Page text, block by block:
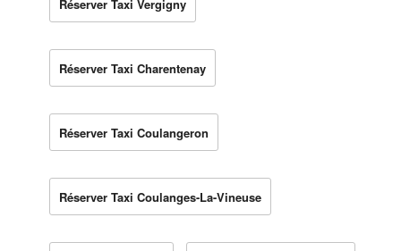
Réserver Taxi Vergigny
Réserver Taxi Charentenay
Réserver Taxi Coulangeron
Réserver Taxi Coulanges-La-Vineuse